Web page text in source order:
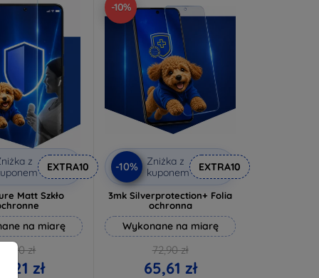
z
EXTRA10
Matt Szkło
na miarę
46,90 zł
42,21 zł
-10%
-10%
Zniżka z
kuponem
EXTRA10
3mk Silverprotection+ Folia
ochronna
Wykonane na miarę
72,90 zł
65,61 zł